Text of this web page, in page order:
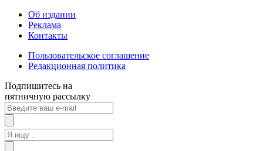
Об издании
Реклама
Контакты
Пользовательское соглашение
Редакционная политика
Подпишитесь на
пятничную рассылку